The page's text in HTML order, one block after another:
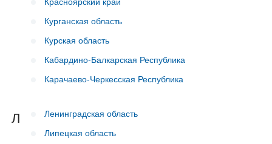
Курганская область
Курская область
Кабардино-Балкарская Республика
Карачаево-Черкесская Республика
Л
Ленинградская область
Липецкая область